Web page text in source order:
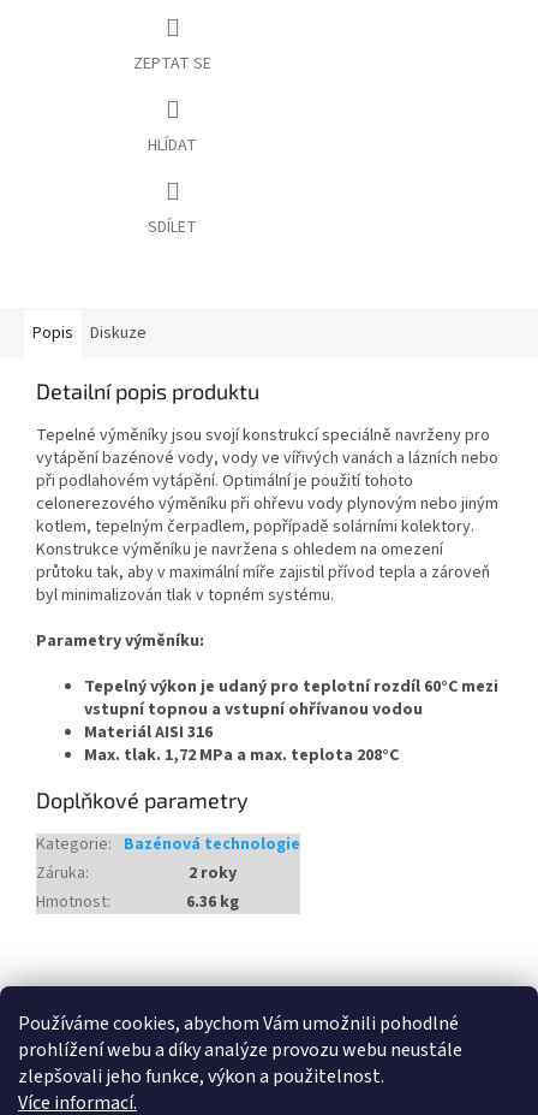
Používáme cookies, abychom Vám umožnili pohodlné
prohlížení webu a díky analýze provozu webu neustále
zlepšovali jeho funkce, výkon a použitelnost.
Více informací.
ZEPTAT SE
HLÍDAT
SDÍLET
Popis Diskuze
Detailní popis produktu
Tepelné výměníky jsou svojí konstrukcí speciálně navrženy pro
vytápění bazénové vody, vody ve vířivých vanách a lázních nebo
při podlahovém vytápění. Optimální je použití tohoto
celonerezového výměníku při ohřevu vody plynovým nebo jiným
kotlem, tepelným čerpadlem, popřípadě solárními kolektory.
Konstrukce výměníku je navržena s ohledem na omezení
průtoku tak, aby v maximální míře zajistil přívod tepla a zároveň
byl minimalizován tlak v topném systému.
Parametry výměníku:
Tepelný výkon je udaný pro teplotní rozdíl 60°C mezi
vstupní topnou a vstupní ohřívanou vodou
Materiál AISI 316
Max. tlak. 1,72 MPa a max. teplota 208°C
Doplňkové parametry
Kategorie: Bazénová technologie
Záruka:
2 roky
Hmotnost: 6.36 kg
á